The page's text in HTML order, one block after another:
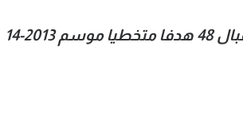
وأصبح الموسم الحالي هو الأسوأ دفاعيا للنمور باستقبال 48 هدفا متخطيا موسم 2013-14